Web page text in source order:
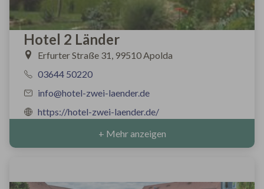
Hotel 2 Länder
Erfurter Straße 31, 99510 Apolda
03644 50220
info@hotel-zwei-laender.de
https://hotel-zwei-laender.de/
+ Mehr anzeigen